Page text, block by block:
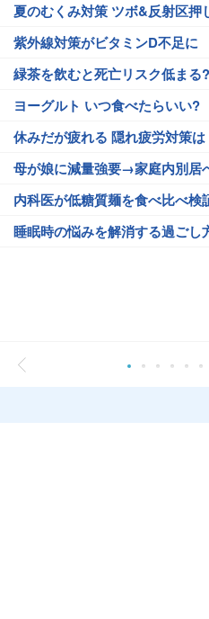
夏のむくみ対策 ツボ&反射区押
紫外線対策がビタミンD不足に
緑茶を飲むと死亡リスク低まる?
ヨーグルト いつ食べたらいい?
休みだが疲れる 隠れ疲労対策は
母が娘に減量強要→家庭内別居
内科医が低糖質麺を食べ比べ検
睡眠時の悩みを解消する過ごし